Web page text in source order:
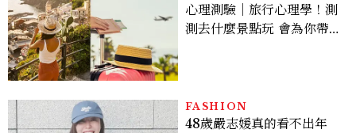
心理測驗｜旅行心理學！測
測去什麼景點玩 會為你帶來
FASHION
48歲嚴志媛真的看不出年